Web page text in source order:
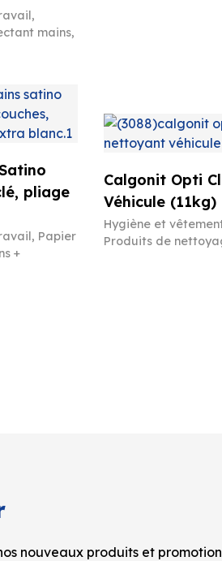
,
mains,
pliage
, Papier
+
Calgonit Opti
Véhicule (11kg)
Hygiène et
Produits de
nouveaux produits et